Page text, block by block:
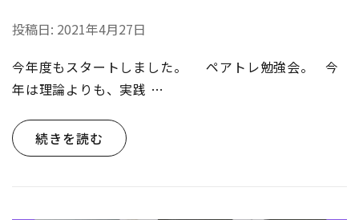
投稿日: 2021年4月27日
今年度もスタートしました。 ペアトレ勉強会。 今
年は理論よりも、実践 …
続きを読む